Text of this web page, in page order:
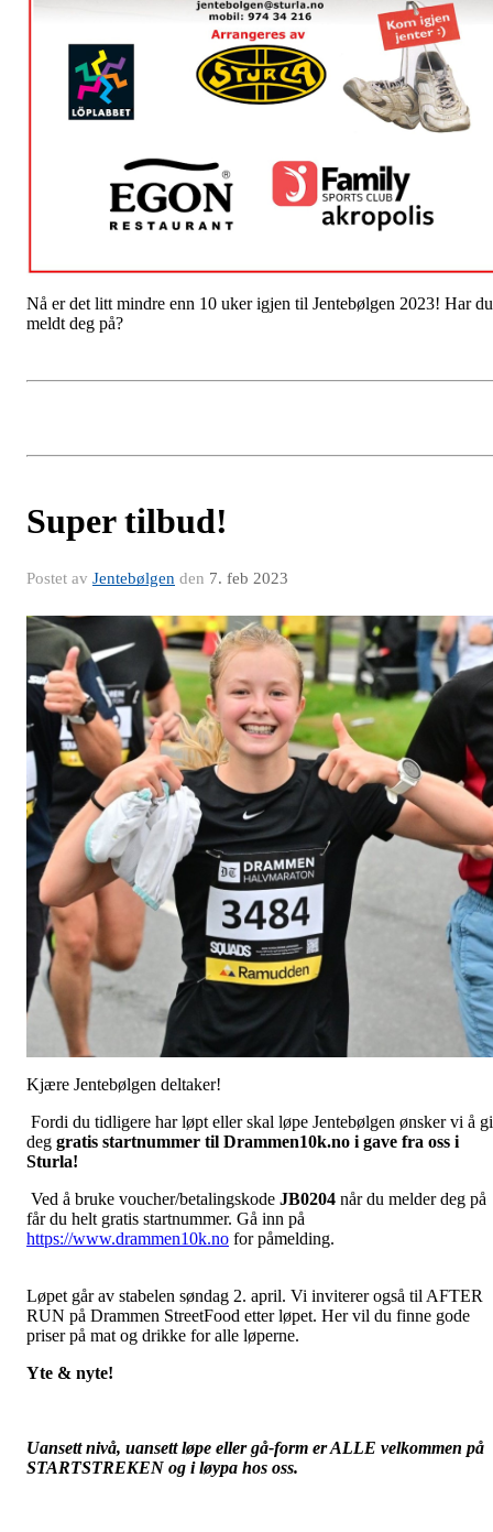
Nå er det litt mindre enn 10 uker igjen til Jentebølgen 2023! Har du
meldt deg på?
Super tilbud!
Postet av Jentebølgen den 7. feb 2023
Kjære Jentebølgen deltaker!
Fordi du tidligere har løpt eller skal løpe Jentebølgen ønsker vi å gi
deg gratis startnummer til Drammen10k.no i gave fra oss i
Sturla!
Ved å bruke voucher/betalingskode JB0204 når du melder deg på
får du helt gratis startnummer. Gå inn på
https://www.drammen10k.no for påmelding.
Løpet går av stabelen søndag 2. april. Vi inviterer også til AFTER
RUN på Drammen StreetFood etter løpet. Her vil du finne gode
priser på mat og drikke for alle løperne.
Yte & nyte!
Uansett nivå, uansett løpe eller gå-form er ALLE velkommen på
STARTSTREKEN og i løypa hos oss.